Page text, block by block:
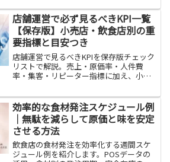
きる方法を解説します。
店舗運営で必ず見るべきKPI一覧
【保存版】小売店・飲食店別の重
要指標と目安つき
店舗運営で見るべきKPIを保存版チェック
リストで解説。売上・原価率・人件費
率・集客・リピーター指標に加え、小売
率・席回転率など業種別の重要KPIと目安
数値も整理しました。
効率的な食材発注スケジュール例
｜無駄を減らして原価と味を安定
させる方法
飲食店の食材発注を効率化する週間スケ
ジュール例を紹介します。POSデータの